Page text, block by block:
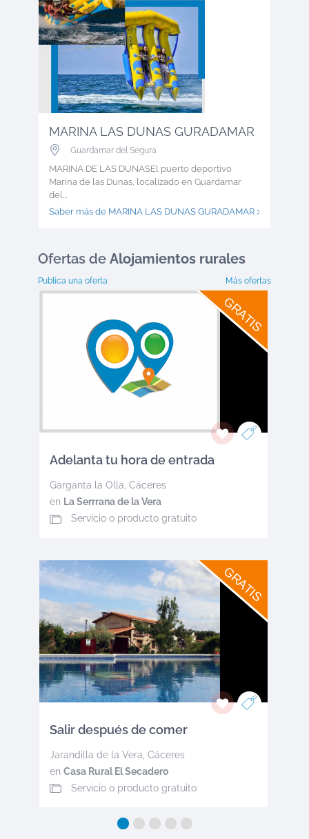
MARINA LAS DUNAS GURADAMAR
Guardamar del Segura
MARINA DE LAS DUNASEl puerto deportivo
Marina de las Dunas, localizado en Guardamar
del...
Saber más de MARINA LAS DUNAS GURADAMAR >
Ofertas de Alojamientos rurales
Publica una oferta Más ofertas
GRATIS
Adelanta tu hora de entrada
Garganta la Olla, Cáceres
en La Serrrana de la Vera
Servicio o producto gratuito
GRATIS
Salir después de comer
Jarandilla de la Vera Cáceres
en Casa Rural El Secadero
Servicio o producto gratuito